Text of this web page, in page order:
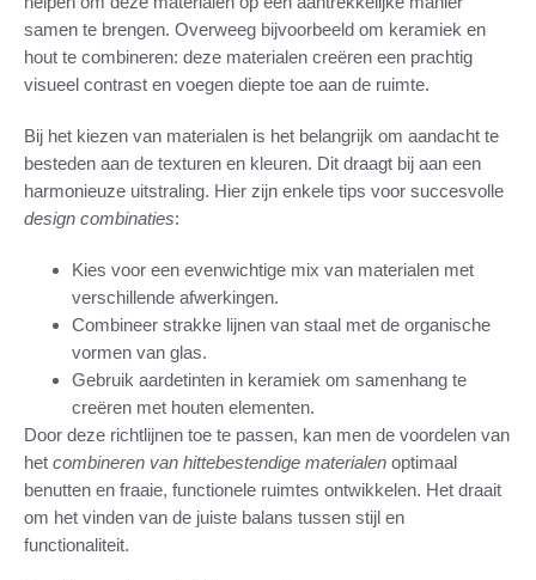
samen te brengen. Overweeg bijvoorbeeld om keramiek en
hout te combineren: deze materialen creëren een prachtig
visueel contrast en voegen diepte toe aan de ruimte.
Bij het kiezen van materialen is het belangrijk om aandacht te
besteden aan de texturen en kleuren. Dit draagt bij aan een
harmonieuze uitstraling. Hier zijn enkele tips voor succesvolle
design combinaties:
Kies voor een evenwichtige mix van materialen met
verschillende afwerkingen.
Combineer strakke lijnen van staal met de organische
vormen van glas.
Gebruik aardetinten in keramiek om samenhang te
creëren met houten elementen.
Door deze richtlijnen toe te passen, kan men de voordelen van
het combineren van hittebestendige materialen optimaal
benutten en fraaie, functionele ruimtes ontwikkelen. Het draait
om het vinden van de juiste balans tussen stijl en
functionaliteit.